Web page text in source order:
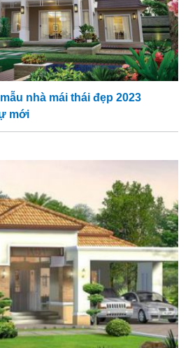
nhà mái thái đẹp 2023
mới